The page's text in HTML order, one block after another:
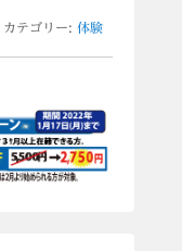
ビ
ゲ
ン
カテゴリー: 体験